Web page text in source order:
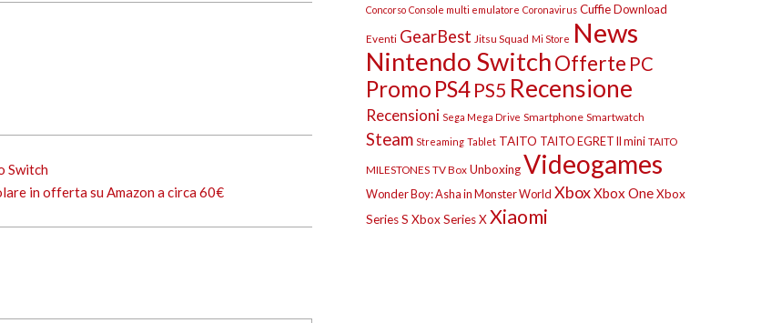
Switch
in offerta su Amazon a circa 60€
Concorso Console multi emulatore Coronavirus CuffieDownload
Eventi GearBest Jitsu Squad Mi Store News
Nintendo SwitchOfferte PC
Promo PS4PS5 Recensione
Recensioni Sega Mega Drive Smartphone Smartwatch
Steam Streaming Tablet TAITO TAITO EGRET II mini TAITO
MILESTONES TV Box UnboxingVideogames
Wonder Boy: Asha in Monster World XboxXbox OneXbox
Series S Xbox Series XXiaomi